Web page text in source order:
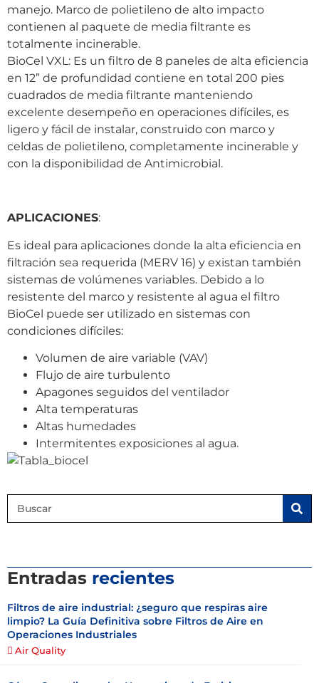
manejo. Marco de polietileno de alto impacto
contienen al paquete de media filtrante es
totalmente incinerable.
BioCel VXL: Es un filtro de 8 paneles de alta eficiencia
en 12” de profundidad contiene en total 200 pies
cuadrados de media filtrante manteniendo
excelente desempeño en operaciones difíciles, es
ligero y fácil de instalar, construido con marco y
celdas de polietileno, completamente incinerable y
con la disponibilidad de Antimicrobial.
APLICACIONES:
Es ideal para aplicaciones donde la alta eficiencia en
filtración sea requerida (MERV 16) y existan también
sistemas de volúmenes variables. Debido a lo
resistente del marco y resistente al agua el filtro
BioCel puede ser utilizado en sistemas con
condiciones difíciles:
Volumen de aire variable (VAV)
Flujo de aire turbulento
Apagones seguidos del ventilador
Alta temperaturas
Altas humedades
Intermitentes exposiciones al agua.
Entradas recientes
Filtros de aire industrial: ¿seguro que respiras aire
limpio? La Guía Definitiva sobre Filtros de Aire en
Operaciones Industriales
Air Quality